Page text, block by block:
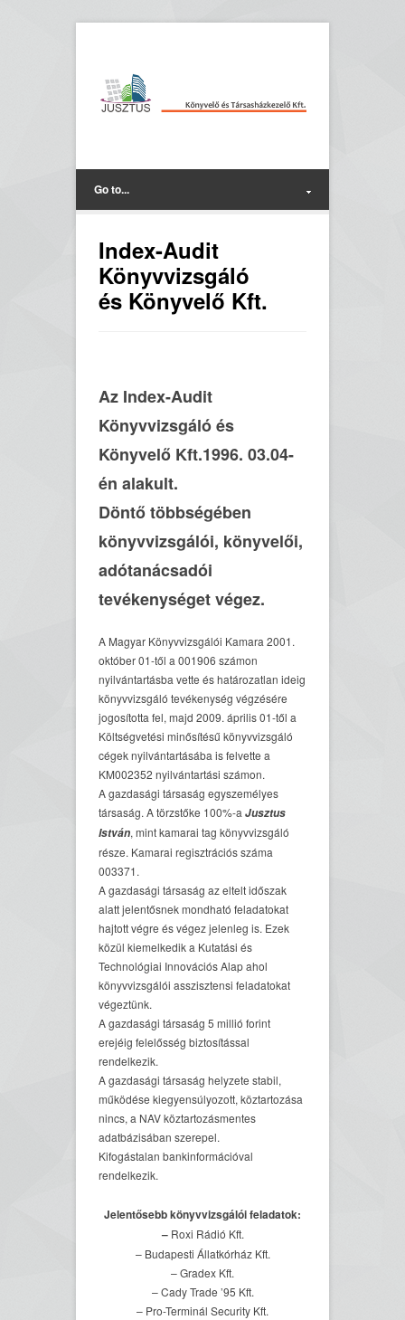
Go to...
Index-Audit
Könyvvizsgáló
és Könyvelő Kft.
Az Index-Audit
Könyvvizsgáló és
Könyvelő Kft.1996. 03.04-
én alakult.
Döntő többségében
könyvvizsgálói, könyvelői,
adótanácsadói
tevékenységet végez.
A Magyar Könyvvizsgálói Kamara 2001.
október 01-től a 001906 számon
nyilvántartásba vette és határozatlan ideig
könyvvizsgáló tevékenység végzésére
jogosította fel, majd 2009. április 01-től a
Költségvetési minősítésű könyvvizsgáló
cégek nyilvántartásába is felvette a
KM002352 nyilvántartási számon.
A gazdasági társaság egyszemélyes
társaság. A törzstőke 100%-a Jusztus
István, mint kamarai tag könyvvizsgáló
része. Kamarai regisztrációs száma
003371.
A gazdasági társaság az eltelt időszak
alatt jelentősnek mondható feladatokat
hajtott végre és végez jelenleg is. Ezek
közül kiemelkedik a Kutatási és
Technológiai Innovációs Alap ahol
könyvvizsgálói asszisztensi feladatokat
végeztünk.
A gazdasági társaság 5 millió forint
erejéig felelősség biztosítással
rendelkezik.
A gazdasági társaság helyzete stabil,
működése kiegyensúlyozott, köztartozása
nincs, a NAV köztartozásmentes
adatbázisában szerepel.
Kifogástalan bankinformációval
rendelkezik.
Jelentősebb könyvvizsgálói feladatok:
– Roxi Rádió Kft.
– Budapesti Állatkórház Kft.
– Gradex Kft.
– Cady Trade ’95 Kft.
– Pro-Terminál Security Kft.